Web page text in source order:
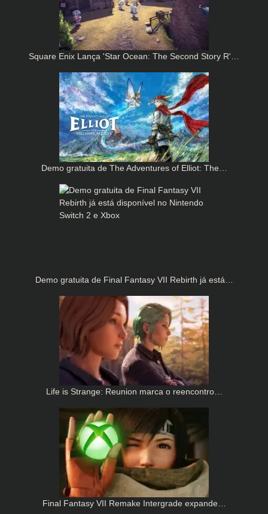
Square Enix Lança 'Star Ocean: The Second Story R'…
Demo gratuita de The Adventures of Elliot: The…
Demo gratuita de Final Fantasy VII Rebirth já está…
Life is Strange: Reunion marca o reencontro…
Final Fantasy VII Remake Intergrade expande…